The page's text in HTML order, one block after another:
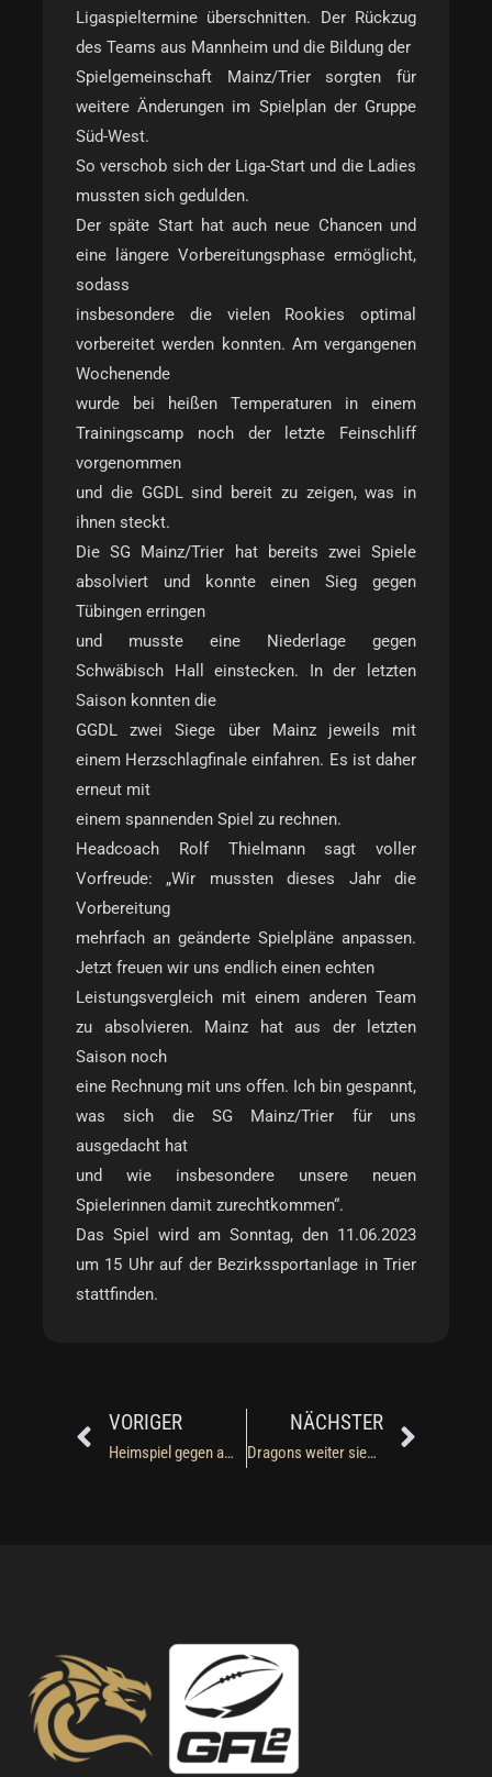
Ligaspieltermine überschnitten. Der Rückzug
des Teams aus Mannheim und die Bildung der
Spielgemeinschaft Mainz/Trier sorgten für
weitere Änderungen im Spielplan der Gruppe
Süd-West.
So verschob sich der Liga-Start und die Ladies
mussten sich gedulden.
Der späte Start hat auch neue Chancen und
eine längere Vorbereitungsphase ermöglicht,
sodass
insbesondere die vielen Rookies optimal
vorbereitet werden konnten. Am vergangenen
Wochenende
wurde bei heißen Temperaturen in einem
Trainingscamp noch der letzte Feinschliff
vorgenommen
und die GGDL sind bereit zu zeigen, was in
ihnen steckt.
Die SG Mainz/Trier hat bereits zwei Spiele
absolviert und konnte einen Sieg gegen
Tübingen erringen
und musste eine Niederlage gegen
Schwäbisch Hall einstecken. In der letzten
Saison konnten die
GGDL zwei Siege über Mainz jeweils mit
einem Herzschlagfinale einfahren. Es ist daher
erneut mit
einem spannenden Spiel zu rechnen.
Headcoach Rolf Thielmann sagt voller
Vorfreude: „Wir mussten dieses Jahr die
Vorbereitung
mehrfach an geänderte Spielpläne anpassen.
Jetzt freuen wir uns endlich einen echten
Leistungsvergleich mit einem anderen Team
zu absolvieren. Mainz hat aus der letzten
Saison noch
eine Rechnung mit uns offen. Ich bin gespannt,
was sich die SG Mainz/Trier für uns
ausgedacht hat
und wie insbesondere unsere neuen
Spielerinnen damit zurechtkommen“.
Das Spiel wird am Sonntag, den 11.06.2023
um 15 Uhr auf der Bezirkssportanlage in Trier
stattfinden.
Prev
VORIGER
Heimspiel gegen ambitionierte Aufsteiger aus Regensburg
NÄCHSTER
Dragons weiter sieglos